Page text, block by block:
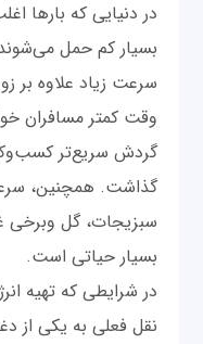
در دنیایی که بارها
بسیار کم حمل
سرعت زیاد علاوه بر
وقت کمتر مسافران
گردش سریع‌تر
گذاشت. همچنین،
سبزیجات، گل وبرخی
بسیار حیاتی است.
در شرایطی که تهیه
نقل فعلی به یکی از